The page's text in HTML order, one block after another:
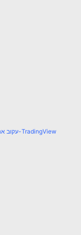
עקוב אחר כל השווקים ב-TradingView